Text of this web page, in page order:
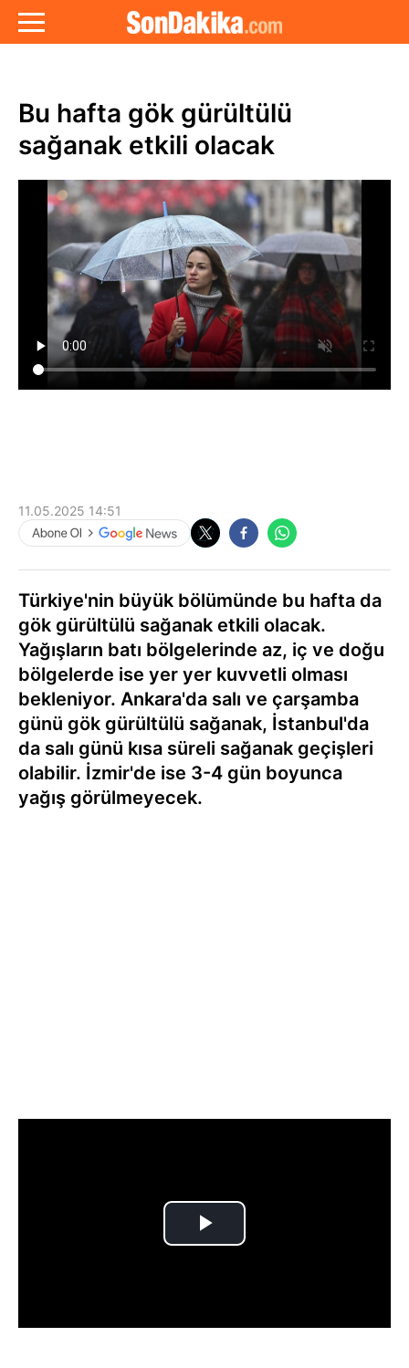
Bu hafta gök gürültülü
sağanak etkili olacak
11.05.2025 14:51
Türkiye'nin büyük bölümünde bu hafta da
gök gürültülü sağanak etkili olacak.
Yağışların batı bölgelerinde az, iç ve doğu
bölgelerde ise yer yer kuvvetli olması
bekleniyor. Ankara'da salı ve çarşamba
günü gök gürültülü sağanak, İstanbul'da
da salı günü kısa süreli sağanak geçişleri
olabilir. İzmir'de ise 3-4 gün boyunca
yağış görülmeyecek.